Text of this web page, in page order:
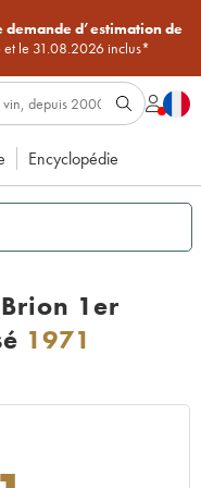
d’estimation de
et le 31.08.2026 inclus*
Encyclopédie
1er
1971